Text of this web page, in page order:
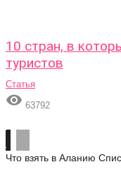
10 стран, в
туристов
Статья
 63792
Что взять в Аланию